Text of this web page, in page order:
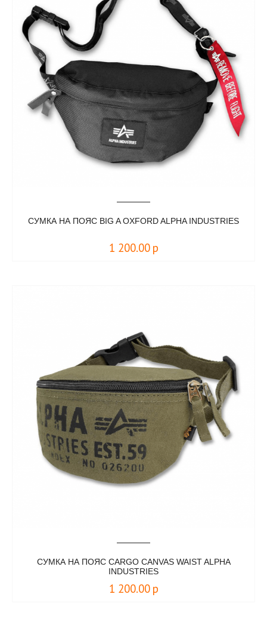
СУМКА НА ПОЯС BIG A OXFORD ALPHA INDUSTRIES
1 200.00 р
СУМКА НА ПОЯС CARGO CANVAS WAIST ALPHA
INDUSTRIES
1 200.00 р